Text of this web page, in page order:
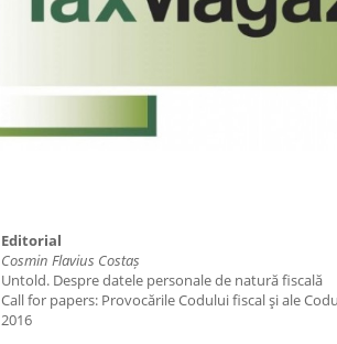
Editorial
Cosmin Flavius Costaș
Untold. Despre datele personale de natură fiscală
Call for papers: Provocările Codului fiscal şi ale
2016